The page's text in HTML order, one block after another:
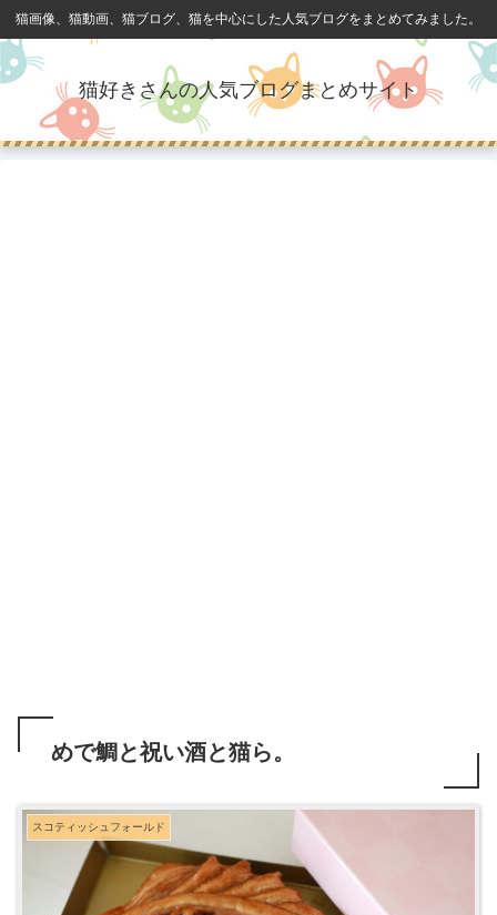
猫画像、猫動画、猫ブログ、猫を中心にした人気ブログをまとめてみました。
猫好きさんの人気ブログまとめサイト
めで鯛と祝い酒と猫ら。
スコティッシュフォールド